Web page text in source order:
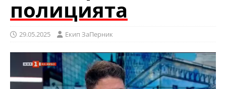
полицията
29.05.2025 Eкип ЗаПерник